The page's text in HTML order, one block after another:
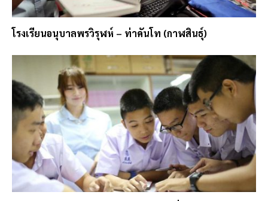
โรงเรียนอนุบาลพรวิรุฬห์ – ท่าคันโท (กาฬสินธุ์)